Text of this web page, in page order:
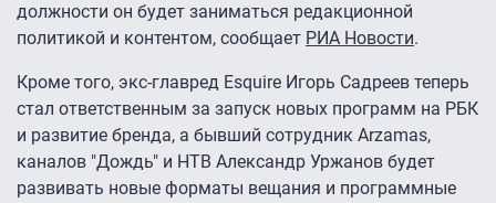
должности он будет заниматься редакционной
политикой и контентом, сообщает РИА Новости.
Кроме того, экс-главред Esquire Игорь Садреев теперь
стал ответственным за запуск новых программ на РБК
и развитие бренда, а бывший сотрудник Arzamas,
каналов "Дождь" и НТВ Александр Уржанов будет
развивать новые форматы вещания и программные